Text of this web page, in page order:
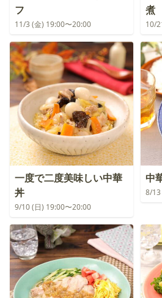
フ
11/3 (金) 19:00〜20:00
煮
10/
一度で二度美味しい中華
丼
9/10 (日) 19:00〜20:00
中
8/13